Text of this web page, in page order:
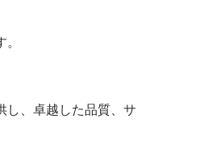
し、卓越した品質、サ